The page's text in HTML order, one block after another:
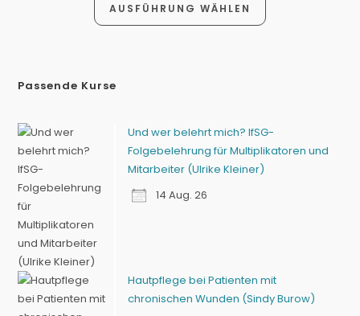
AUSFÜHRUNG WÄHLEN
Passende Kurse
Und wer belehrt mich? IfSG-
Folgebelehrung für Multiplikatoren und
Mitarbeiter (Ulrike Kleiner)
14 Aug. 26
Hautpflege bei Patienten mit
chronischen Wunden (Sindy Burow)